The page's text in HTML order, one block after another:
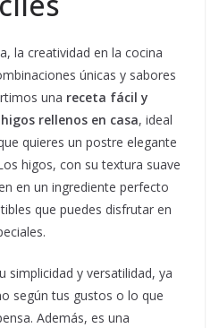
la creatividad en la cocina
únicas y sabores
una receta fácil y
rellenos en casa, ideal
quieres un postre elegante
higos, con su textura suave
en un ingrediente perfecto
que puedes disfrutar en
simplicidad y versatilidad, ya
según tus gustos o lo que
Además, es una